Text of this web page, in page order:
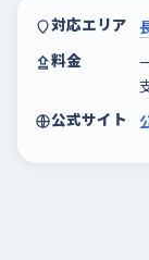
対応エリア
料金
公式サイト